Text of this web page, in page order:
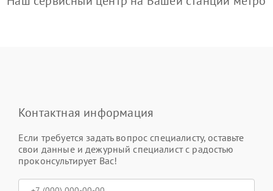
Контактная информация
Если требуется задать вопрос специалисту, оставьте
свои данные и дежурный специалист с радостью
проконсультирует Вас!